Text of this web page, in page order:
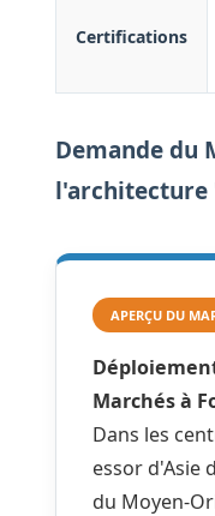
Certifications
Demande du
l'architecture
APERÇU DU
Marchés à
Dans les
essor d'Asie
du Moyen-